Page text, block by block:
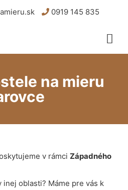
0919 145 835
na mieru
v rámci Západného
oblasti? Máme pre vás k